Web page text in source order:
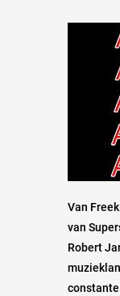
Van
van
Robert